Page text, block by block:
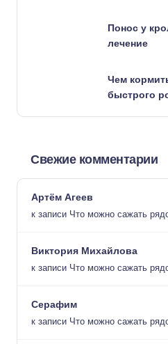
Понос у
лечение
Чем
быстрого
Свежие комментарии
Артём Агеев
к записи Что можно сажать
Виктория Михайлова
к записи Что можно сажать
Серафим
к записи Что можно сажать